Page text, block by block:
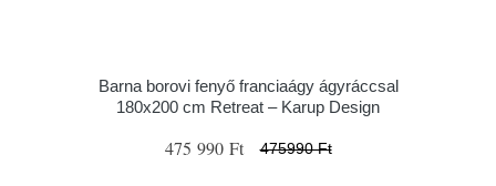
Barna borovi fenyő franciaágy ágyráccsal
180x200 cm Retreat – Karup Design
475 990 Ft 475990 Ft